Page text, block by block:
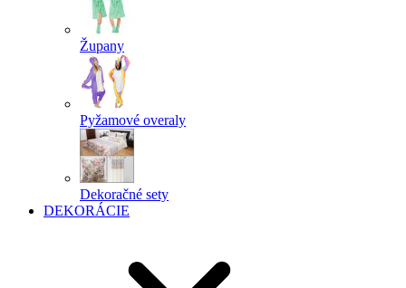
Župany
Pyžamové overaly
Dekoračné sety
DEKORÁCIE